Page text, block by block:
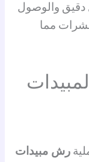
دقيق والوصول
مما
رش مبيدات